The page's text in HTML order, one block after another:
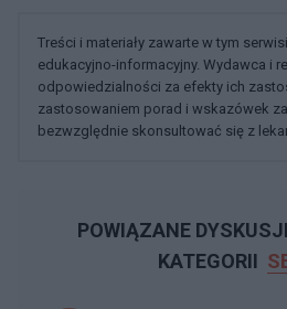
Treści i materiały zawarte w tym
edukacyjno-informacyjny. Wydawca i
odpowiedzialności za efekty ich
zastosowaniem porad i wskazówek
bezwzględnie skonsultować się z
POWIĄZANE
KATEGORII